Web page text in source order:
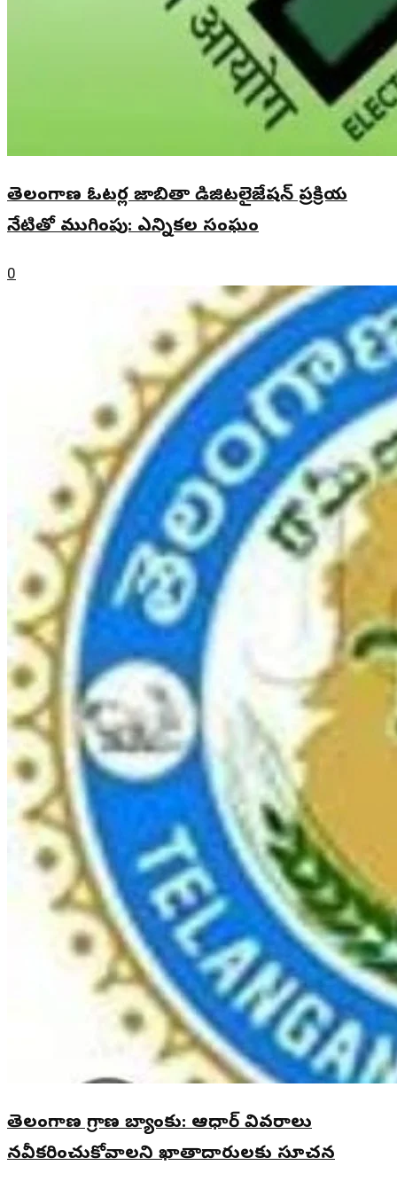
తెలంగాణ ఓటర్ల జాబితా డిజిటలైజేషన్ ప్రక్రియ
నేటితో ముగింపు: ఎన్నికల సంఘం
0
తెలంగాణ గ్రామీణ బ్యాంకు: ఆధార్ వివరాలు
నవీకరించుకోవాలని ఖాతాదారులకు సూచన